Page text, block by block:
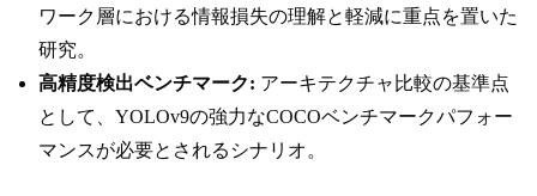
ワーク層における情報損失の理解と軽減に重点を置いた
研究。
高精度検出ベンチマーク: アーキテクチャ比較の基準点
として、YOLOv9の強力なCOCOベンチマークパフォー
マンスが必要とされるシナリオ。